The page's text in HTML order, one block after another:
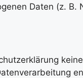
Daten (z.